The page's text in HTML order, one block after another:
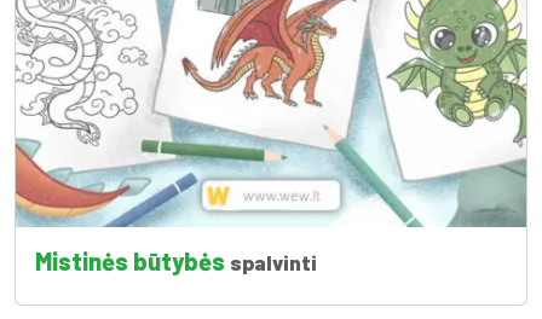
Mistinės būtybės spalvinti